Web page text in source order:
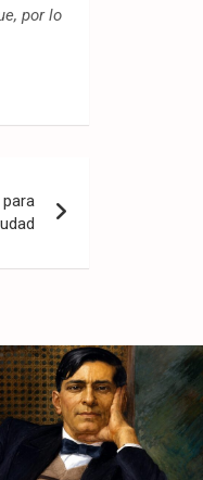
por lo